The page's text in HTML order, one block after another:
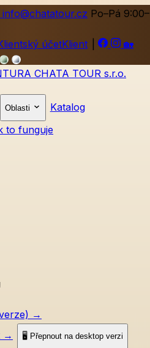
Po–Pá 9:00–
účetKlient
🏡
Oblasti
Katalog
to funguje
→
→ 🖥️ Přepnout na desktop verzi